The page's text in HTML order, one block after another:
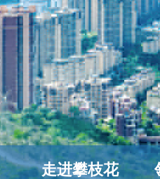
走进攀枝花